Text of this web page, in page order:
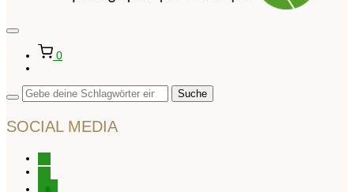
Seitenleiste
Navigation
umschalten
0
SOCIAL MEDIA
facebook
tree